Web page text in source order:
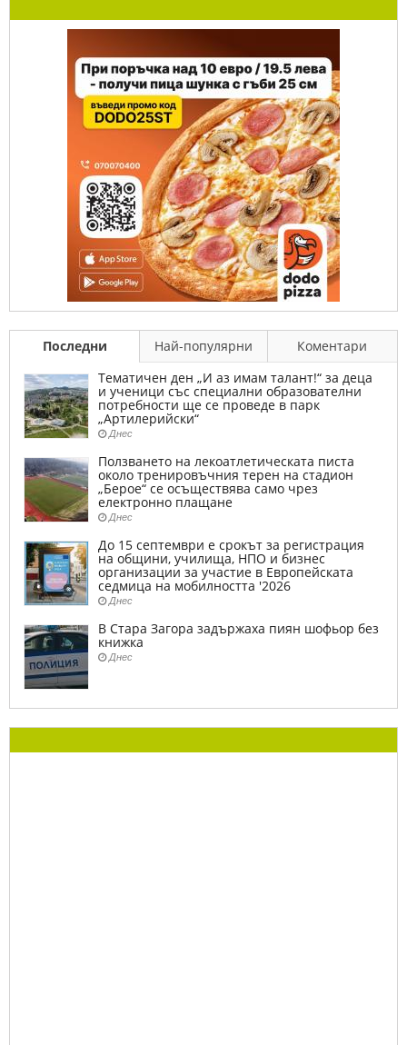
Последни Най-популярни
Коментари
Тематичен ден „И аз имам талант!“ за деца
и ученици със специални образователни
потребности ще се проведе в парк
„Артилерийски“
Днес
Ползването на лекоатлетическата писта
около тренировъчния терен на стадион
„Берое“ се осъществява само чрез
електронно плащане
Днес
До 15 септември е срокът за регистрация
на общини, училища, НПО и бизнес
организации за участие в Европейската
седмица на мобилността '2026
Днес
В Стара Загора задържаха пиян шофьор без
книжка
Днес